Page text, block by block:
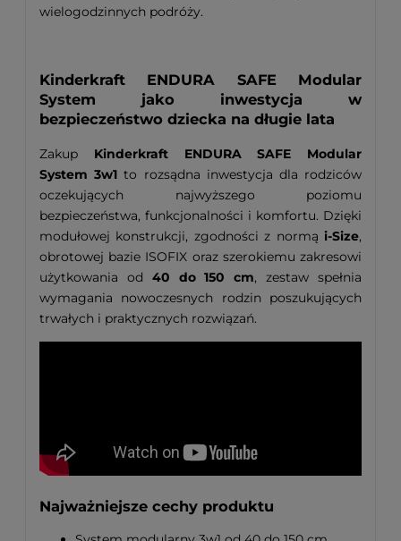
wielogodzinnych podróży.
Kinderkraft ENDURA SAFE Modular
System jako inwestycja w
bezpieczeństwo dziecka na długie lata
Zakup Kinderkraft ENDURA SAFE Modular
System 3w1 to rozsądna inwestycja dla rodziców
oczekujących najwyższego poziomu
bezpieczeństwa, funkcjonalności i komfortu. Dzięki
modułowej konstrukcji, zgodności z normą i-Size,
obrotowej bazie ISOFIX oraz szerokiemu zakresowi
użytkowania od 40 do 150 cm, zestaw spełnia
wymagania nowoczesnych rodzin poszukujących
trwałych i praktycznych rozwiązań.
Najważniejsze cechy produktu